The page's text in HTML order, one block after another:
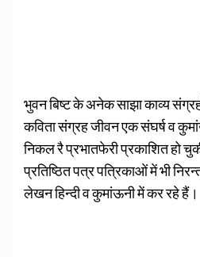
भुवन बिष्ट के अनेक साझा काव्य
कविता संग्रह जीवन एक संघर्ष व
निकल रै प्रभातफेरी प्रकाशित हो
प्रतिष्ठित पत्र पत्रिकाओं में भी
लेखन हिन्दी व कुमांऊनी में कर रहे हैं।